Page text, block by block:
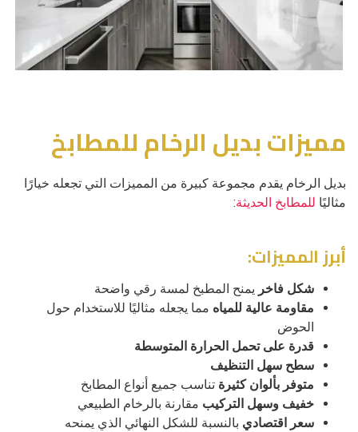
مميزات بديل الرخام للمطابخ
بديل الرخام يقدم مجموعة كبيرة من المميزات التي تجعله خيارًا
مثاليًا للمطابخ الحديثة:
أبرز المميزات:
شكل فاخر يمنح المطبخ لمسة رقي واضحة
مقاومة عالية للمياه مما يجعله مثاليًا للاستخدام حول
الحوض
قدرة على تحمل الحرارة المتوسطة
سطح سهل التنظيف
متوفر بألوان كثيرة تناسب جميع أنواع المطابخ
خفيف وسهل التركيب مقارنة بالرخام الطبيعي
سعر اقتصادي بالنسبة للشكل النهائي الذي يمنحه